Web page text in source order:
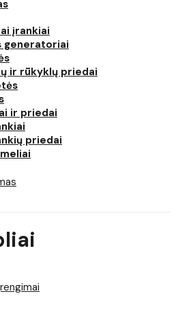
įrankiai
generatoriai
ir rūkyklų priedai
ir priedai
priedai